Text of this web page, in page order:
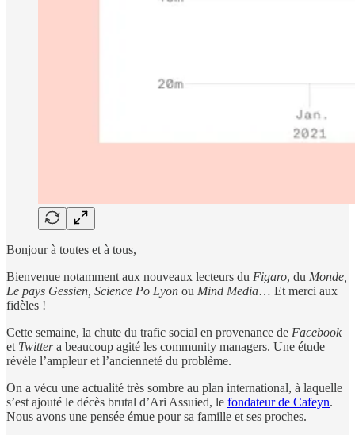
Bonjour à toutes et à tous,
Bienvenue notamment aux nouveaux lecteurs du Figaro, du Monde,
Le pays Gessien, Science Po Lyon ou Mind Media… Et merci aux
fidèles !
Cette semaine, la chute du trafic social en provenance de Facebook
et Twittera beaucoup agité les community managers. Une étude
révèle l’ampleur et l’ancienneté du problème.
On a vécu une actualité très sombre au plan international, à laquelle
s’est ajouté le décès brutal d’Ari Assuied, le fondateur de Cafeyn.
Nous avons une pensée émue pour sa famille et ses proches.